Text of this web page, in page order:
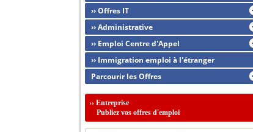
›› Offres IT
›› Administrative
›› Emploi Centre d'Appel
›› Immigration emploi à l'étranger
Parcourir les Offres
›› Entreprise
Publiez vos offres d'emploi